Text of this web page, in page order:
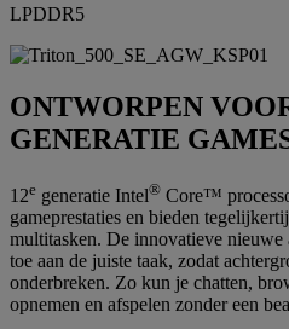
LPDDR5
ONTWORPEN
GENERATIE
12e generatie Intel® Core™
gameprestaties en bieden
multitasken. De innovatieve
toe aan de juiste taak, zodat
onderbreken. Zo kun je chatten,
opnemen en afspelen zonder een